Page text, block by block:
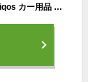
車載用灰皿 小型 タバコイルマ アイコス専用灰皿 対応iqos カー用品 家庭用 客室用 オフィス用 (ブラック)